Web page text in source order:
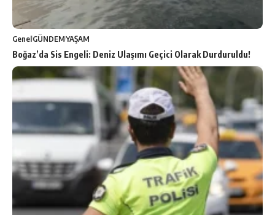
GenelGÜNDEMYAŞAM
Boğaz’da Sis Engeli: Deniz Ulaşımı Geçici Olarak Durduruldu!